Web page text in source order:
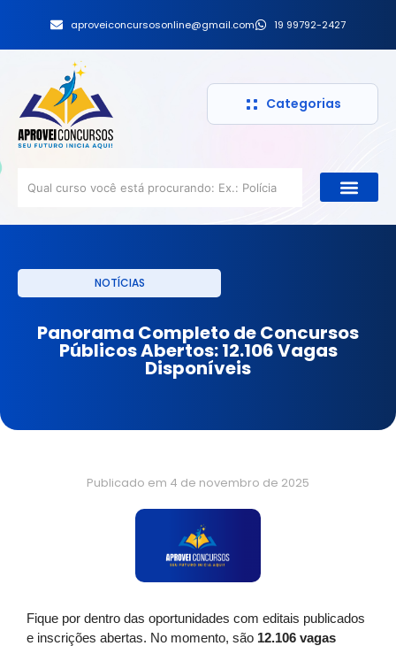
aproveiconcursosonline@gmail.com 19 99792-2427
Categorias
NOTÍCIAS
Panorama Completo de Concursos
Públicos Abertos: 12.106 Vagas
Disponíveis
Publicado em 4 de novembro de 2025
Fique por dentro das oportunidades com editais publicados
e inscrições abertas. No momento, são 12.106 vagas